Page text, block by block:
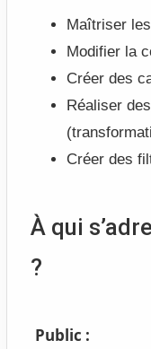
Maîtriser
Modifier la
Créer des
Réaliser
Créer des
À qui
?
Public :